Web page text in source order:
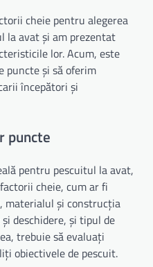
cheie pentru alegerea
la avat și am prezentat
lor. Acum, este
puncte și să oferim
începători și
puncte
pentru pescuitul la avat,
cheie, cum ar fi
materialul și construcția
deschidere, și tipul de
trebuie să evaluați
obiectivele de pescuit.